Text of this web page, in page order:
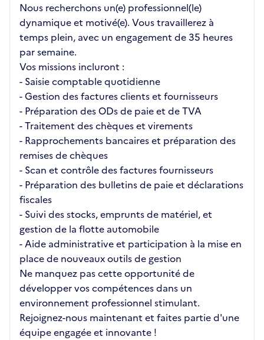
Nous recherchons un(e) professionnel(le)
dynamique et motivé(e). Vous travaillerez à
temps plein, avec un engagement de 35 heures
par semaine.
Vos missions incluront :
- Saisie comptable quotidienne
- Gestion des factures clients et fournisseurs
- Préparation des ODs de paie et de TVA
- Traitement des chèques et virements
- Rapprochements bancaires et préparation des
remises de chèques
- Scan et contrôle des factures fournisseurs
- Préparation des bulletins de paie et déclarations
fiscales
- Suivi des stocks, emprunts de matériel, et
gestion de la flotte automobile
- Aide administrative et participation à la mise en
place de nouveaux outils de gestion
Ne manquez pas cette opportunité de
développer vos compétences dans un
environnement professionnel stimulant.
Rejoignez-nous maintenant et faites partie d'une
équipe engagée et innovante !